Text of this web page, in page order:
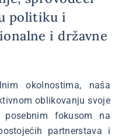
politiku i
i državne
okolnostima, naša
oblikovanju svoje
posebnim fokusom na
partnerstava i